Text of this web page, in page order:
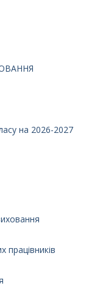
на 2026-2027
працівників